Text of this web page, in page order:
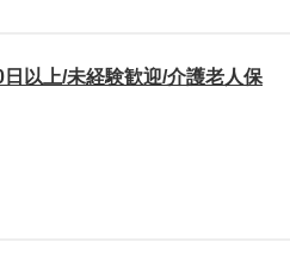
以上/未経験歓迎/介護老人保